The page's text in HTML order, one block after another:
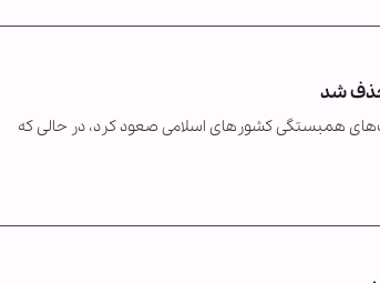
حذف شد
همبستگی کشورهای اسلامی صعود کرد، در حالی که